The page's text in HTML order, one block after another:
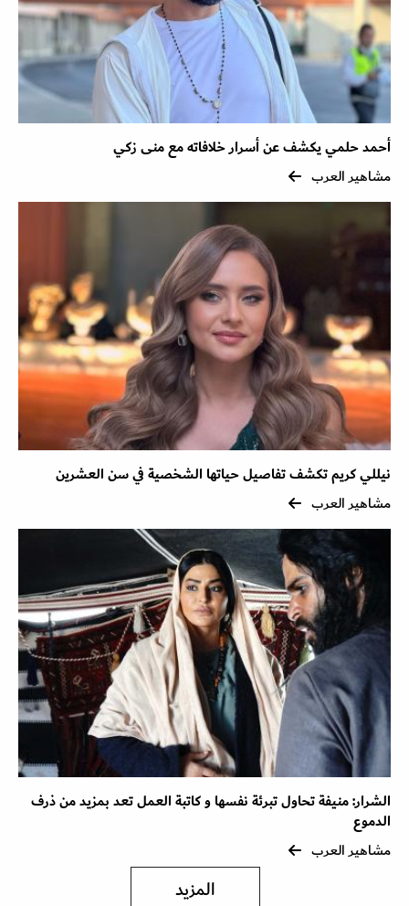
أحمد حلمي يكشف عن أسرار خلافاته مع منى زكي
مشاهير العرب
نيللي كريم تكشف تفاصيل حياتها الشخصية في سن العشرين
مشاهير العرب
الشرار: منيفة تحاول تبرئة نفسها و كاتبة العمل تعد بمزيد من ذرف
الدموع
مشاهير العرب
المزيد